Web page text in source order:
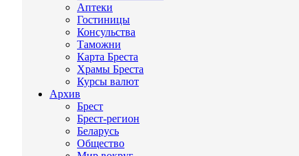
Аптеки
Гостиницы
Консульства
Таможни
Карта Бреста
Храмы Бреста
Курсы валют
Архив
Брест
Брест-регион
Беларусь
Общество